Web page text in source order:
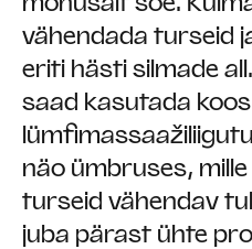
vähendada turseid
eriti hästi silmade
saad kasutada koos
näo ümbruses, mille
turseid vähendav
juba pärast ühte